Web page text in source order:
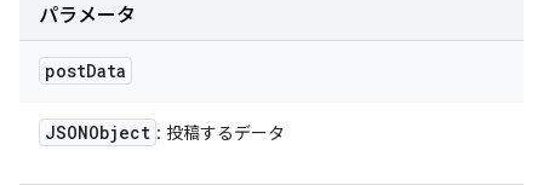
パラメータ
postData
JSONObject : 投稿するデータ